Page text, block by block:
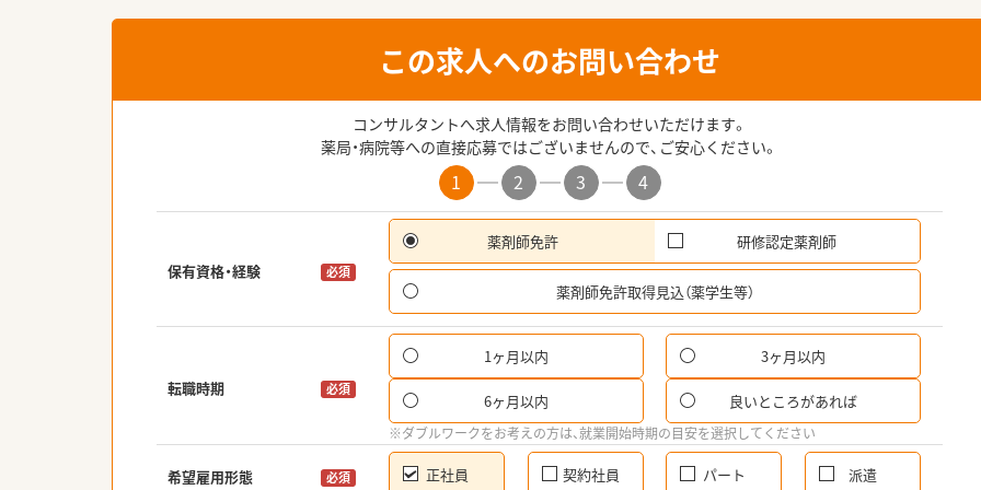
この求人へのお問い合わせ
コンサルタントへ求人情報をお問い合わせいただけます。
薬局・病院等への直接応募ではございませんので、ご安心ください。
1 2 3 4
保有資格・経験 必須
薬剤師免許 研修認定薬剤師
薬剤師免許取得見込（薬学生等）
転職時期 必須
1ヶ月以内 3ヶ月以内
6ヶ月以内 良いところがあれば
※ダブルワークをお考えの方は、就業開始時期の目安を選択してください
希望雇用形態 必須 正社員 契約社員 パート 派遣